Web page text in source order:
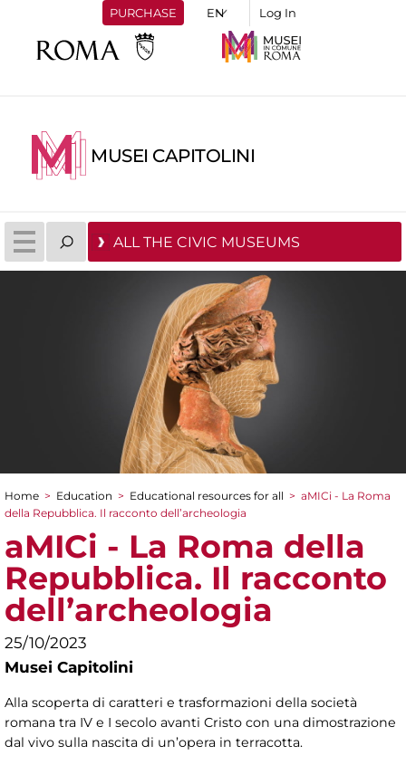
PURCHASE Log In
MUSEI CAPITOLINI
ALL THE CIVIC MUSEUMS
You are here
Home > Education > Educational resources for all > aMICi - La Roma
della Repubblica. Il racconto dell’archeologia
aMICi - La Roma della
Repubblica. Il racconto
dell’archeologia
25/10/2023
Musei Capitolini
Alla scoperta di caratteri e trasformazioni della società
romana tra IV e I secolo avanti Cristo con una dimostrazione
dal vivo sulla nascita di un’opera in terracotta.